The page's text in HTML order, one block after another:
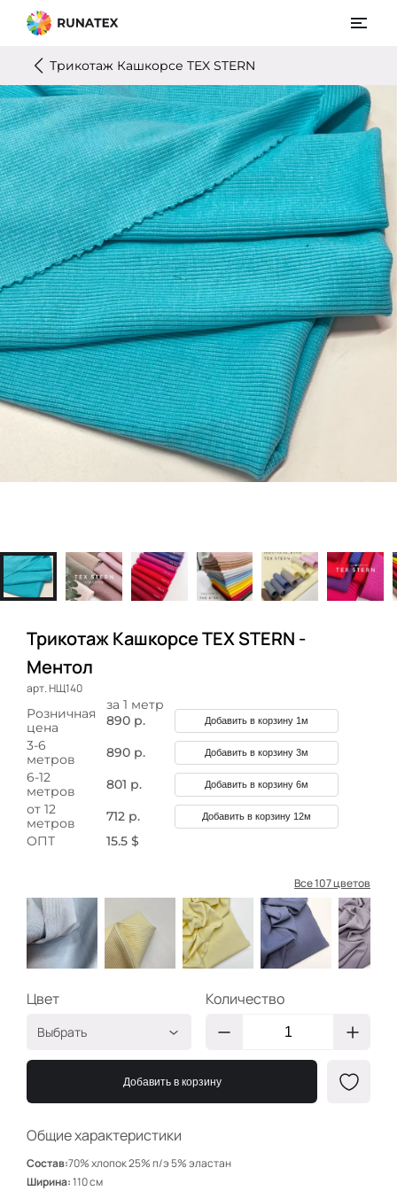
Трикотаж Кашкорсе TEX STERN
Трикотаж Кашкорсе TEX STERN -
Ментол
арт. НЩ140
Общие характеристики
Состав:70% хлопок 25% п/э 5% эластан
Ширина:110 см
за 1 метр
Розничная
цена
890 р. Добавить в корзину 1м
3-6
метров
890 р. Добавить в корзину 3м
6-12
метров
801 р. Добавить в корзину 6м
от 12
метров
712 р. Добавить в корзину 12м
ОПТ 15.5 $
Все 107 цветов
Цвет
Выбрать
Пыльно-голубой
НЩ033
НЩ167
Пыльно-голубой
Сероголубой
Количество
Добавить в корзину